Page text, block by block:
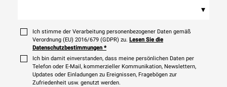
▾
Ich stimme der Verarbeitung personenbezogener Daten gemäß
Verordnung (EU) 2016/679 (GDPR) zu. Lesen Sie die
Datenschutzbestimmungen *
Ich bin damit einverstanden, dass meine persönlichen Daten per
Telefon oder E-Mail, kommerzieller Kommunikation, Newslettern,
Updates oder Einladungen zu Ereignissen, Fragebögen zur
Zufriedenheit usw. genutzt werden.